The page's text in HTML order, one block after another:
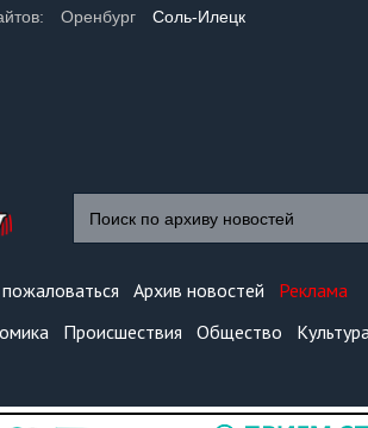
Оренбург Соль-Илецк
Архив новостей
Реклама
Происшествия Общество